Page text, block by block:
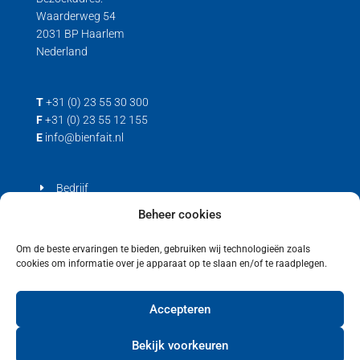
Beheer cookies
Om de beste ervaringen te bieden, gebruiken wij technologieën zoals
cookies om informatie over je apparaat op te slaan en/of te raadplegen.
Accepteren
Bekijk voorkeuren
Waarderweg 54
2031 BP Haarlem
Nederland
T +31 (0) 23 55 30 300
F +31 (0) 23 55 12 155
E info@bienfait.nl
Bedrijf
Cookiebeleid (EU)